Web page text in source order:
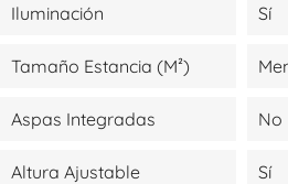
Iluminación Sí
Tamaño Estancia (m²)
Aspas Integradas No
Altura Ajustable Sí